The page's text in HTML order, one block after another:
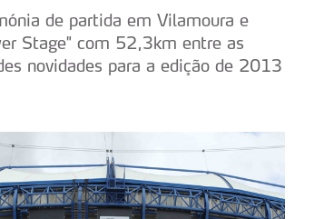
de partida em Vilamoura e
Stage" com 52,3km entre as
novidades para a edição de 2013